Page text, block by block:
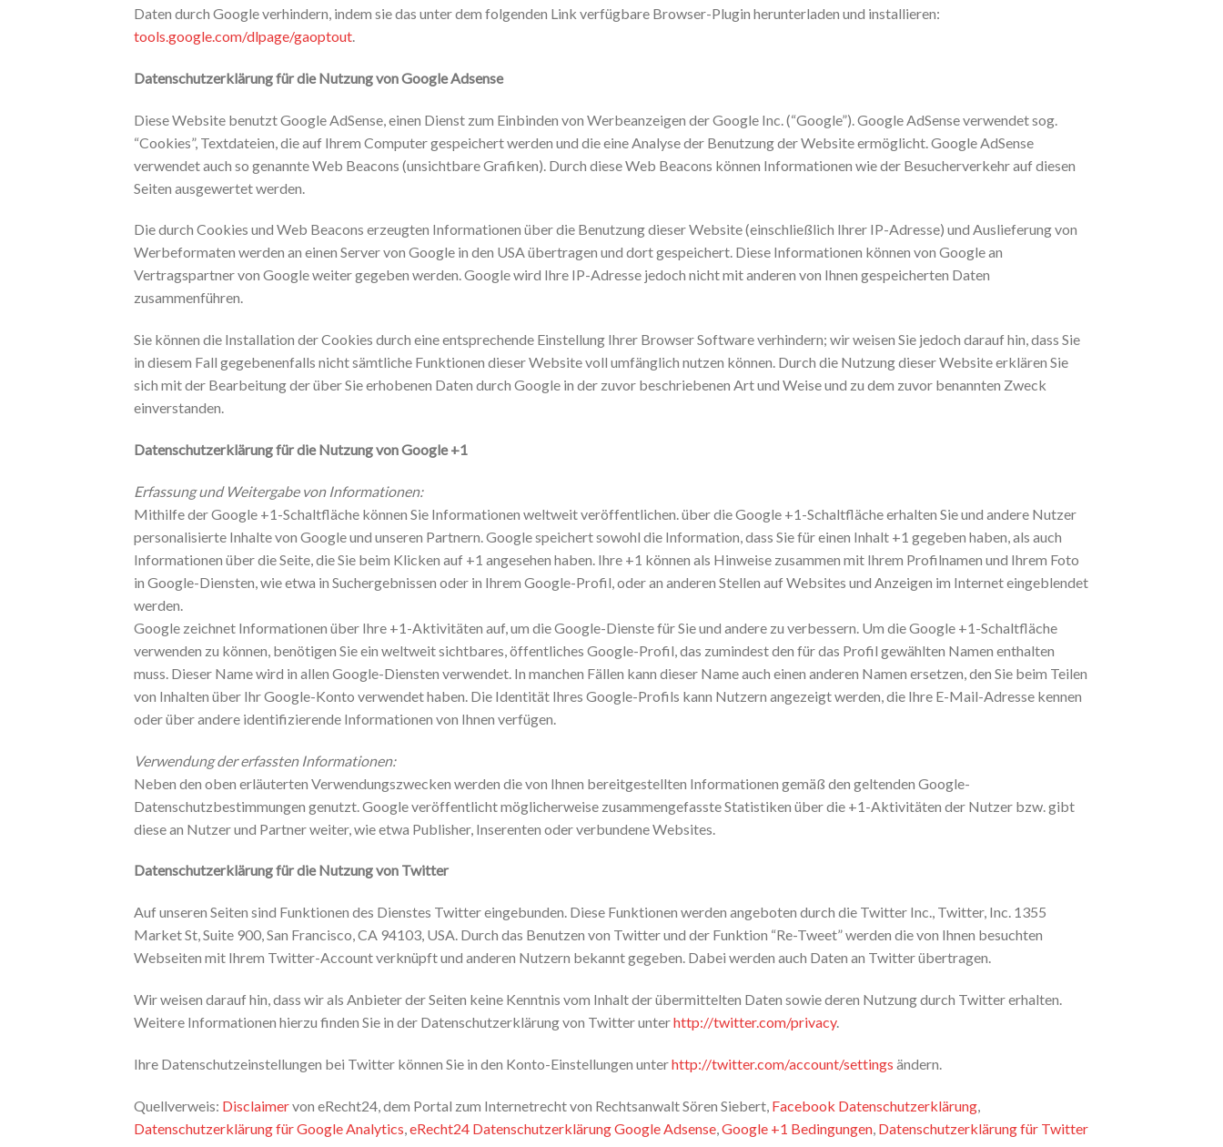
Daten durch Google verhindern, indem sie das unter dem folgenden Link verfügbare Browser-Plugin herunterladen und installieren:
tools.google.com/dlpage/gaoptout.
Datenschutzerklärung für die Nutzung von Google Adsense
Diese Website benutzt Google AdSense, einen Dienst zum Einbinden von Werbeanzeigen der Google Inc. (“Google”). Google AdSense verwendet sog.
“Cookies”, Textdateien, die auf Ihrem Computer gespeichert werden und die eine Analyse der Benutzung der Website ermöglicht. Google AdSense
verwendet auch so genannte Web Beacons (unsichtbare Grafiken). Durch diese Web Beacons können Informationen wie der Besucherverkehr auf diesen
Seiten ausgewertet werden.
Die durch Cookies und Web Beacons erzeugten Informationen über die Benutzung dieser Website (einschließlich Ihrer IP-Adresse) und Auslieferung von
Werbeformaten werden an einen Server von Google in den USA übertragen und dort gespeichert. Diese Informationen können von Google an
Vertragspartner von Google weiter gegeben werden. Google wird Ihre IP-Adresse jedoch nicht mit anderen von Ihnen gespeicherten Daten
zusammenführen.
Sie können die Installation der Cookies durch eine entsprechende Einstellung Ihrer Browser Software verhindern; wir weisen Sie jedoch darauf hin, dass Sie
in diesem Fall gegebenenfalls nicht sämtliche Funktionen dieser Website voll umfänglich nutzen können. Durch die Nutzung dieser Website erklären Sie
sich mit der Bearbeitung der über Sie erhobenen Daten durch Google in der zuvor beschriebenen Art und Weise und zu dem zuvor benannten Zweck
einverstanden.
Datenschutzerklärung für die Nutzung von Google +1
Erfassung und Weitergabe von Informationen:
Mithilfe der Google +1-Schaltfläche können Sie Informationen weltweit veröffentlichen. über die Google +1-Schaltfläche erhalten Sie und andere Nutzer
personalisierte Inhalte von Google und unseren Partnern. Google speichert sowohl die Information, dass Sie für einen Inhalt +1 gegeben haben, als auch
Informationen über die Seite, die Sie beim Klicken auf +1 angesehen haben. Ihre +1 können als Hinweise zusammen mit Ihrem Profilnamen und Ihrem Foto
in Google-Diensten, wie etwa in Suchergebnissen oder in Ihrem Google-Profil, oder an anderen Stellen auf Websites und Anzeigen im Internet eingeblendet
werden.
Google zeichnet Informationen über Ihre +1-Aktivitäten auf, um die Google-Dienste für Sie und andere zu verbessern. Um die Google +1-Schaltfläche
verwenden zu können, benötigen Sie ein weltweit sichtbares, öffentliches Google-Profil, das zumindest den für das Profil gewählten Namen enthalten
muss. Dieser Name wird in allen Google-Diensten verwendet. In manchen Fällen kann dieser Name auch einen anderen Namen ersetzen, den Sie beim Teilen
von Inhalten über Ihr Google-Konto verwendet haben. Die Identität Ihres Google-Profils kann Nutzern angezeigt werden, die Ihre E-Mail-Adresse kennen
oder über andere identifizierende Informationen von Ihnen verfügen.
Verwendung der erfassten Informationen:
Neben den oben erläuterten Verwendungszwecken werden die von Ihnen bereitgestellten Informationen gemäß den geltenden Google-
Datenschutzbestimmungen genutzt. Google veröffentlicht möglicherweise zusammengefasste Statistiken über die +1-Aktivitäten der Nutzer bzw. gibt
diese an Nutzer und Partner weiter, wie etwa Publisher, Inserenten oder verbundene Websites.
Datenschutzerklärung für die Nutzung von Twitter
Auf unseren Seiten sind Funktionen des Dienstes Twitter eingebunden. Diese Funktionen werden angeboten durch die Twitter Inc., Twitter, Inc. 1355
Market St, Suite 900, San Francisco, CA 94103, USA. Durch das Benutzen von Twitter und der Funktion “Re-Tweet” werden die von Ihnen besuchten
Webseiten mit Ihrem Twitter-Account verknüpft und anderen Nutzern bekannt gegeben. Dabei werden auch Daten an Twitter übertragen.
Wir weisen darauf hin, dass wir als Anbieter der Seiten keine Kenntnis vom Inhalt der übermittelten Daten sowie deren Nutzung durch Twitter erhalten.
Weitere Informationen hierzu finden Sie in der Datenschutzerklärung von Twitter unterhttp://twitter.com/privacy.
Ihre Datenschutzeinstellungen bei Twitter können Sie in den Konto-Einstellungen unterhttp://twitter.com/account/settings ändern.
Quellverweis: Disclaimervon eRecht24, dem Portal zum Internetrecht von Rechtsanwalt Sören Siebert, Facebook Datenschutzerklärung
Datenschutzerklärung für Google Analytics eRecht24 Datenschutzerklärung Google Adsense Google +1 Bedingungen Datenschutzerklärung für Twitter